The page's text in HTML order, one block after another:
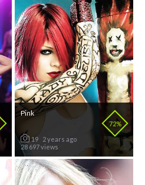
72%
Pink
19
2 years ago
28 697 views